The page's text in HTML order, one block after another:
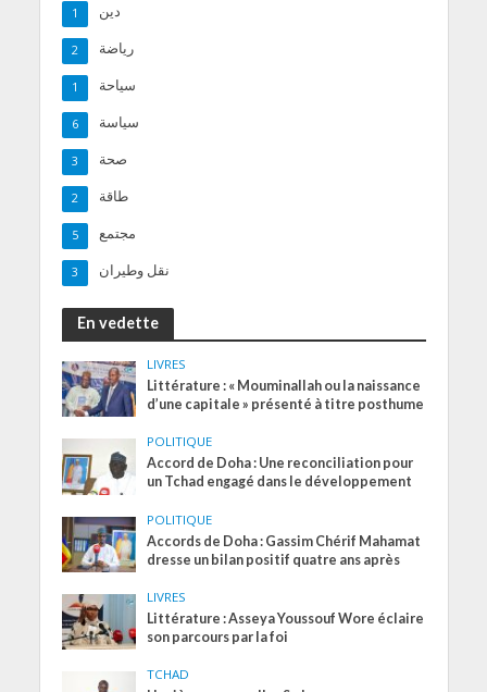
دين 1
رياضة 2
سياحة 1
سياسة 6
صحة 3
طاقة 2
مجتمع 5
نقل وطيران 3
En vedette
LIVRES
Littérature : « Mouminallah ou la naissance
d’une capitale » présenté à titre posthume
POLITIQUE
Accord de Doha : Une reconciliation pour
un Tchad engagé dans le développement
POLITIQUE
Accords de Doha : Gassim Chérif Mahamat
dresse un bilan positif quatre ans après
LIVRES
Littérature : Asseya Youssouf Wore éclaire
son parcours par la foi
TCHAD